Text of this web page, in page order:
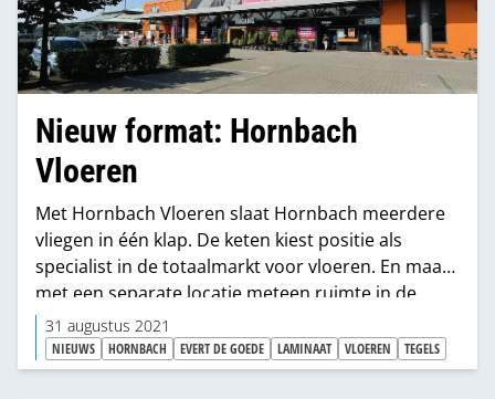
Nieuw format: Hornbach
Vloeren
Met Hornbach Vloeren slaat Hornbach meerdere
vliegen in één klap. De keten kiest positie als
specialist in de totaalmarkt voor vloeren. En maakt
met een separate locatie meteen ruimte in de
megabouwmarkten die eigenlijk nog te klein zijn
voor nieuwe assortimemten.
31 augustus 2021
NIEUWS HORNBACH EVERT DE GOEDE LAMINAAT VLOEREN TEGELS